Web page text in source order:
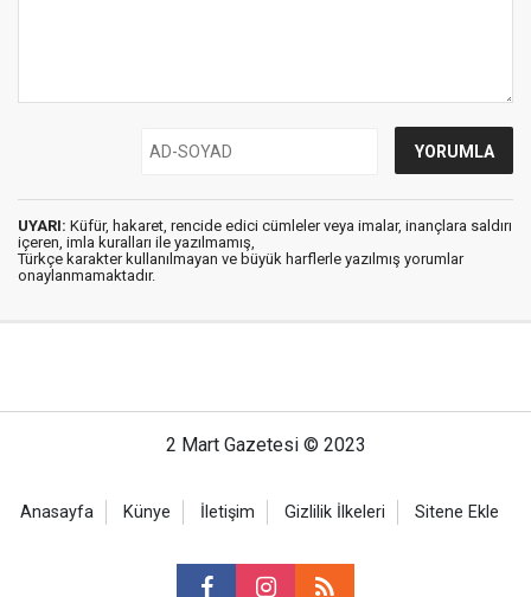
UYARI: Küfür, hakaret, rencide edici cümleler veya imalar, inançlara saldırı
içeren, imla kuralları ile yazılmamış,
Türkçe karakter kullanılmayan ve büyük harflerle yazılmış yorumlar
onaylanmamaktadır.
2 Mart Gazetesi © 2023
Anasayfa Künye İletişim Gizlilik İlkeleri Sitene Ekle